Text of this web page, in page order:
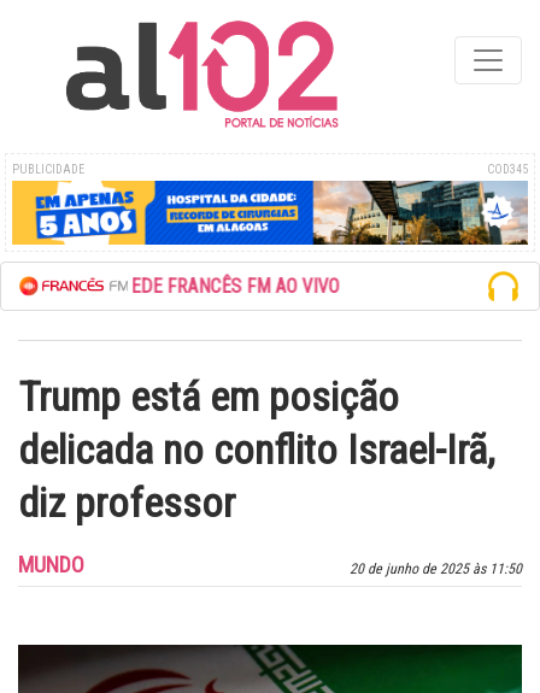
PUBLICIDADE COD345
ESCUTE A REDE FRANCÊS FM AO VIVO
Trump está em posição
delicada no conflito Israel-Irã,
diz professor
20 de junho de 2025 às 11:50
MUNDO